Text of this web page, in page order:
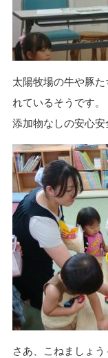
太陽牧場の牛や豚
れているそうです。
添加物なしの安心安
さあ、こねましょう